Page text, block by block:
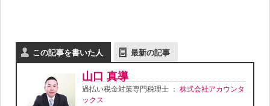
この記事を書いた人 最新の記事
山口 真導
過払い税金対策専門税理士 ： 株式会社アカウンタ
ックス